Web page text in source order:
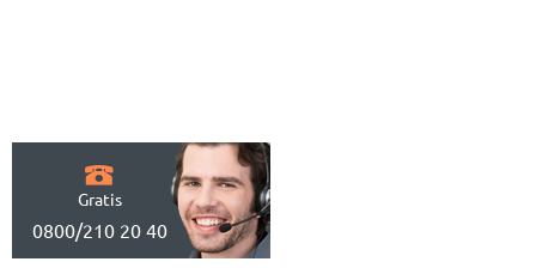
Gratis
0800/210 20 40